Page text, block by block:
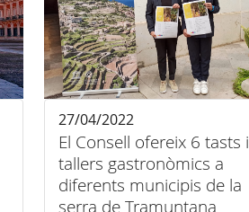
El Consell ofereix 6 tasts i
tallers gastronòmics a
diferents municipis de la
serra de Tramuntana
27/04/2022